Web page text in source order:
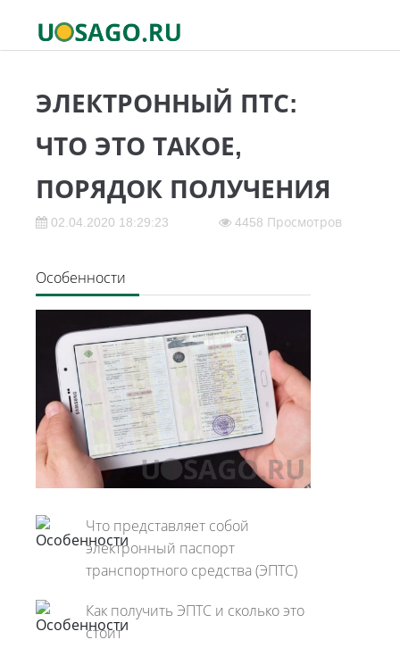
ЭЛЕКТРОННЫЙ ПТС:
ЧТО ЭТО ТАКОЕ,
ПОРЯДОК ПОЛУЧЕНИЯ
02.04.2020 18:29:23 4458 Просмотров
Особенности
Что представляет собой
электронный паспорт
транспортного средства (ЭПТС)
Как получить ЭПТС и сколько это
стоит